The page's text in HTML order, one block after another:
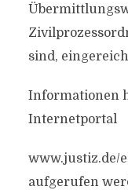
sind,
Informationen
Internetportal
www.justiz.de/
aufgerufen